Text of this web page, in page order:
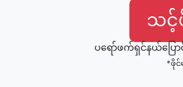
သင့်
ပရော်ဖက်ရှင်နယ်ပြေ
*ဖို